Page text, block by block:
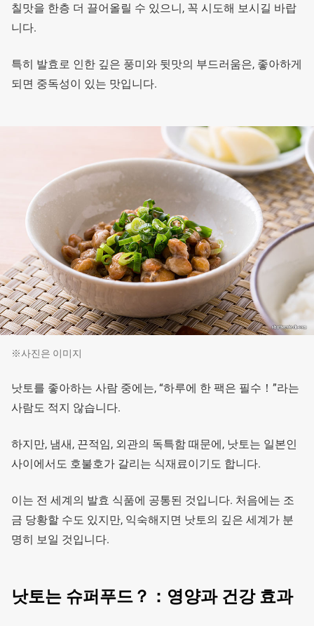
칠맛을 한층 더 끌어올릴 수 있으니, 꼭 시도해 보시길 바랍
니다.
특히 발효로 인한 깊은 풍미와 뒷맛의 부드러움은, 좋아하게
되면 중독성이 있는 맛입니다.
※사진은 이미지
낫토를 좋아하는 사람 중에는, “하루에 한 팩은 필수！”라는
사람도 적지 않습니다.
하지만, 냄새, 끈적임, 외관의 독특함 때문에, 낫토는 일본인
사이에서도 호불호가 갈리는 식재료이기도 합니다.
이는 전 세계의 발효 식품에 공통된 것입니다. 처음에는 조
금 당황할 수도 있지만, 익숙해지면 낫토의 깊은 세계가 분
명히 보일 것입니다.
낫토는 슈퍼푸드？：영양과 건강 효과